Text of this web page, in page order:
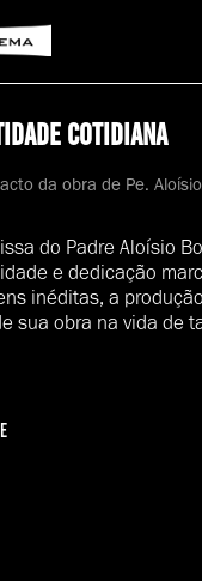
Cotidiana
da obra de Pe.
do Padre Aloísio
e dedicação
inéditas, a
sua obra na vida de